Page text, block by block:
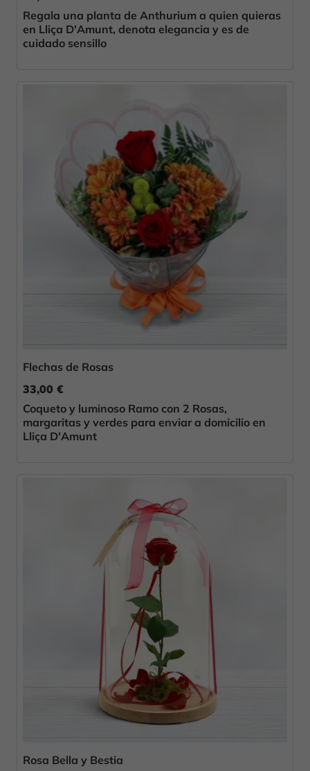
Regala una planta de Anthurium a quien quieras
en Lliça D'Amunt, denota elegancia y es de
cuidado sensillo
Flechas de Rosas
33,00 €
Coqueto y luminoso Ramo con 2 Rosas,
margaritas y verdes para enviar a domicilio en
Lliça D'Amunt
Rosa Bella y Bestia